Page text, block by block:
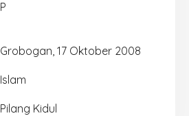
P
Grobogan, 17 Oktober 2008
Islam
Pilang Kidul